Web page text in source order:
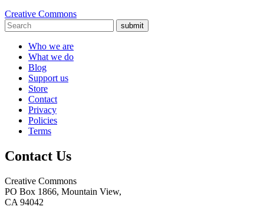
Creative Commons
submit
Who we are
What we do
Blog
Support us
Store
Contact
Privacy
Policies
Terms
Contact Us
Creative Commons
PO Box 1866, Mountain View,
CA 94042